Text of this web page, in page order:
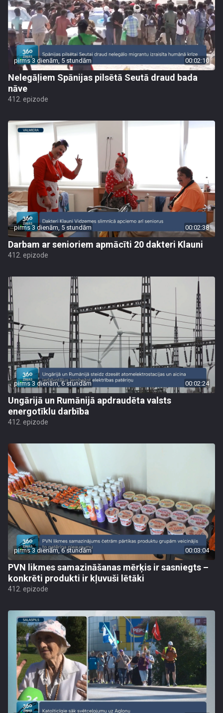
pirms 3 dienām, 5 stundām 00:02:10
Nelegāļiem Spānijas pilsētā Seutā draud bada
nāve
412. epizode
pirms 3 dienām, 5 stundām 00:02:38
Darbam ar senioriem apmācīti 20 dakteri Klauni
412. epizode
pirms 3 dienām, 6 stundām 00:02:24
Ungārijā un Rumānijā apdraudēta valsts
energotīklu darbība
412. epizode
pirms 3 dienām, 6 stundām 00:03:04
PVN likmes samazināšanas mērķis ir sasniegts –
konkrēti produkti ir kļuvuši lētāki
412. epizode